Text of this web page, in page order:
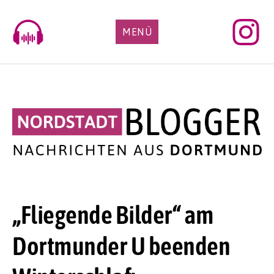
content
MENÜ
„Fliegende Bilder“ am
Dortmunder U beenden